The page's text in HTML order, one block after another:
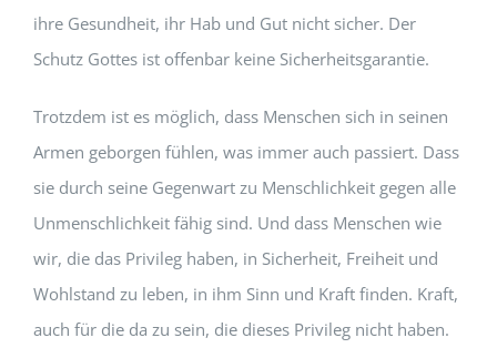
ihre Gesundheit, ihr Hab und Gut nicht sicher. Der
Schutz Gottes ist offenbar keine Sicherheitsgarantie.
Trotzdem ist es möglich, dass Menschen sich in seinen
Armen geborgen fühlen, was immer auch passiert. Dass
sie durch seine Gegenwart zu Menschlichkeit gegen alle
Unmenschlichkeit fähig sind. Und dass Menschen wie
wir, die das Privileg haben, in Sicherheit, Freiheit und
Wohlstand zu leben, in ihm Sinn und Kraft finden. Kraft,
auch für die da zu sein, die dieses Privileg nicht haben.